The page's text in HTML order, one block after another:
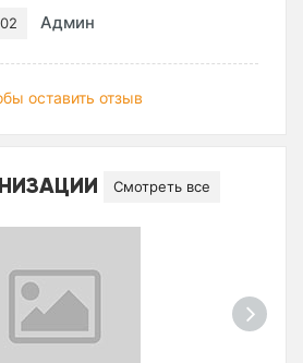
Админ
оставить отзыв
Смотреть все